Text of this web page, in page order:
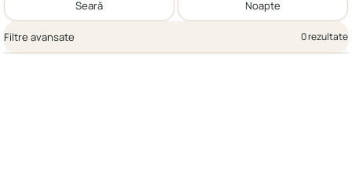
Seară Noapte
Filtre avansate 0 rezultate